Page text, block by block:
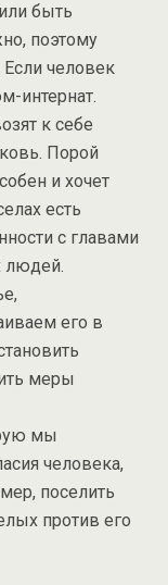
быть
поэтому
человек
интернат.
к себе
Порой
и хочет
есть
с главами
людей.
его в
меры
мы
человека,
поселить
против его